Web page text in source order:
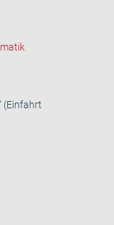
(Einfahrt